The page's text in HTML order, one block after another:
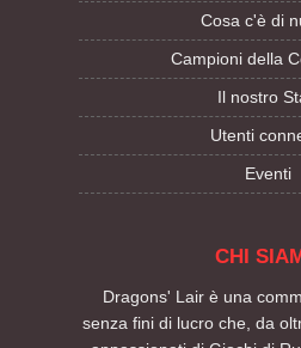
Cosa c'è di
Campioni della
Il nostro
Utenti
Eventi
CHI
Dragons' Lair è una
senza fini di lucro che, da